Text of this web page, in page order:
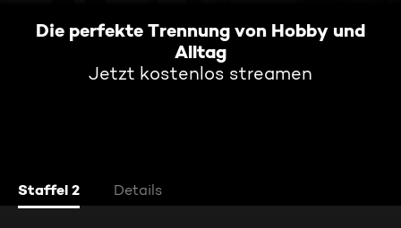
Die perfekte Trennung von Hobby und
Alltag
Jetzt kostenlos streamen
Staffel 2 Details